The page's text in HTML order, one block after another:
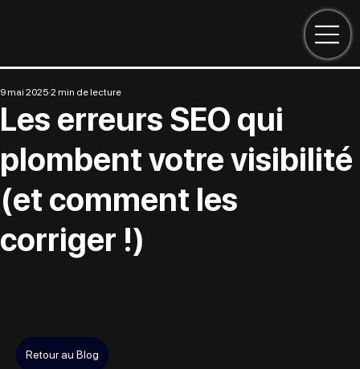
Les erreurs SEO qui
plombent votre visibilité
(et comment les
corriger !)
9 mai 2025 2 min de lecture
Retour au Blog